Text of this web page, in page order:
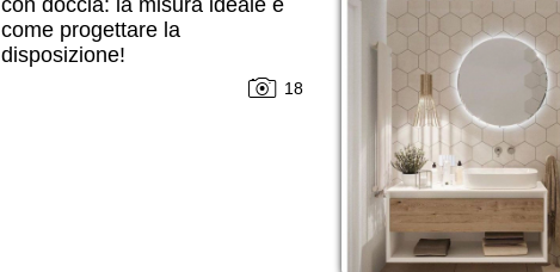
come progettare la
disposizione!
18